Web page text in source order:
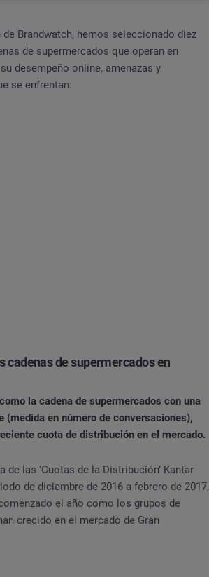
Brandwatch, hemos seleccionado diez
de supermercados que operan en
desempeño online, amenazas y
se enfrentan:
cadenas de supermercados en
la cadena de supermercados con una
(medida en número de conversaciones),
cuota de distribución en el mercado.
de las ‘Cuotas de la Distribución’ Kantar
de diciembre de 2016 a febrero de 2017,
el año como los grupos de
crecido en el mercado de Gran